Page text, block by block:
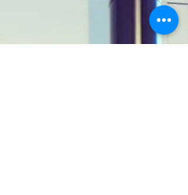
いよいよ当店にもペレットと薪の兼用スト